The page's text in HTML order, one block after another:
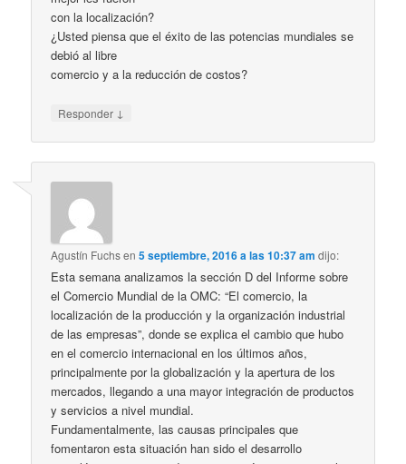
con la localización?
¿Usted piensa que el éxito de las potencias mundiales se
debió al libre
comercio y a la reducción de costos?
Responder ↓
Agustín Fuchsen5 septiembre, 2016 a las 10:37 am dijo:
Esta semana analizamos la sección D del Informe sobre
el Comercio Mundial de la OMC: “El comercio, la
localización de la producción y la organización industrial
de las empresas”, donde se explica el cambio que hubo
en el comercio internacional en los últimos años,
principalmente por la globalización y la apertura de los
mercados, llegando a una mayor integración de productos
y servicios a nivel mundial.
Fundamentalmente, las causas principales que
fomentaron esta situación han sido el desarrollo